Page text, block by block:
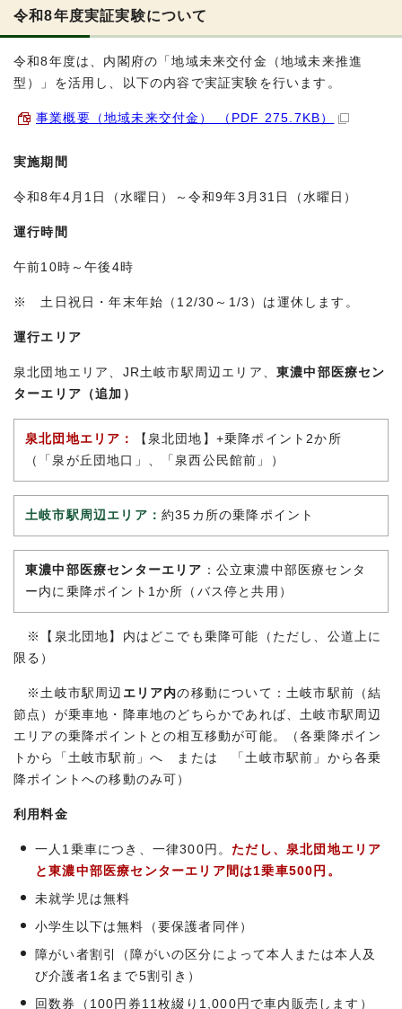
令和8年度実証実験について
令和8年度は、内閣府の「地域未来交付金（地域未来推進
型）」を活用し、以下の内容で実証実験を行います。
事業概要（地域未来交付金） （PDF 275.7KB）
実施期間
令和8年4月1日（水曜日）～令和9年3月31日（水曜日）
運行時間
午前10時～午後4時
※ 土日祝日・年末年始（12/30～1/3）は運休します。
運行エリア
泉北団地エリア、JR土岐市駅周辺エリア、 東濃中部医療セン
ターエリア（追加）
泉北団地エリア：
【泉北団地】+乗降ポイント2か所
（「泉が丘団地口」、「泉西公民館前」）
土岐市駅周辺エリア： 約35カ所の乗降ポイント
東濃中部医療センターエリア ：公立東濃中部医療センタ
ー内に乗降ポイント1か所（バス停と共用）
※【泉北団地】内はどこでも乗降可能（ただし、公道上に
限る）
※ 土岐市駅周辺 エリア内の移動について：土岐市駅前（結
節点）が乗車地・降車地のどちらかであれば、土岐市駅周辺
エリアの乗降ポイントとの相互移動が可能。（各乗降ポイン
トから「土岐市駅前」へ または 「土岐市駅前」から各乗
降ポイントへの移動のみ可）
利用料金
一人1乗車につき、一律300円。ただし、泉北団地エリア
と東濃中部医療センターエリア間は1乗車500円。
未就学児は無料
小学生以下は無料（要保護者同伴）
障がい者割引（障がいの区分によって本人または本人及
び介護者1名まで5割引き）
回数券（100円券11枚綴り1,000円で車内販売します）